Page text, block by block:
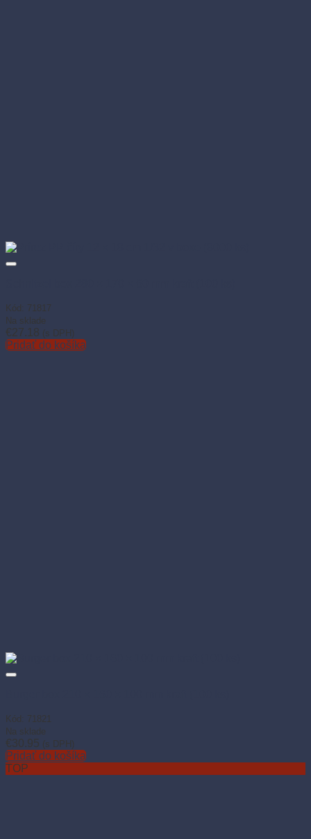
Kód: 71817
Na sklade
€27.18 (s DPH)
Pridať do košíka
Kód: 71821
Na sklade
€30.95 (s DPH)
Pridať do košíka
TOP